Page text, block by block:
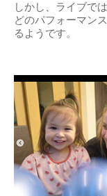
しかし、ライブで
どのパフォーマン
るようです。